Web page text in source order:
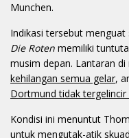
Munchen.
Indikasi tersebut
Die Roten memiliki
musim depan. Lantaran
kehilangan semua gelar,
Dortmund tidak
Kondisi ini menuntut
untuk mengutak-atik